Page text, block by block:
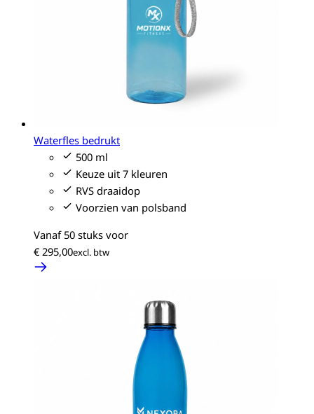
Waterfles bedrukt
500 ml
Keuze uit 7 kleuren
RVS draaidop
Voorzien van polsband
Vanaf 50 stuks voor
€ 295,00